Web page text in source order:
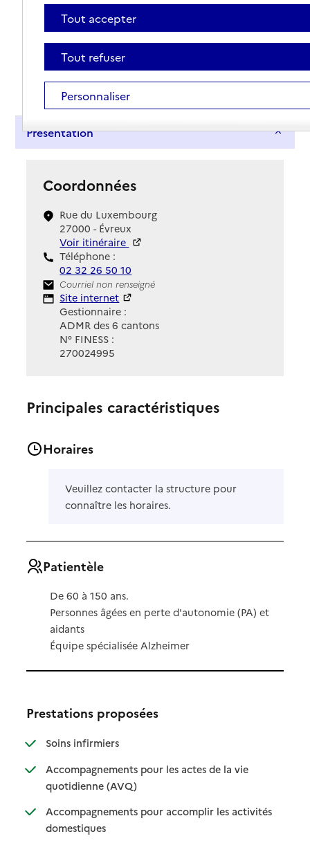
Tout déplier
Présentation
Coordonnées
Rue du Luxembourg
27000 - Évreux
Voir itinéraire
Téléphone :
02 32 26 50 10
Contact
Courriel non renseigné
Site Internet
Site internet
Gestionnaire :
ADMR des 6 cantons
N° FINESS :
270024995
Principales caractéristiques
Horaires
Veuillez contacter la structure pour
connaître les horaires.
Patientèle
De 60 à 150 ans.
Personnes âgées en perte d'autonomie (PA) et
aidants
Équipe spécialisée Alzheimer
Prestations proposées
Soins infirmiers: disponible
: non disponible
Accompagnements pour les actes de la vie
quotidienne (AVQ): disponible
: non disponible
Accompagnements pour accomplir les activités
domestiques: disponible
: non disponible
Tout accepter
Tout refuser
Personnaliser